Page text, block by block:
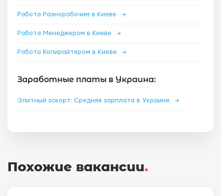
Работа Разнорабочим в Киеве →
Работа Менеджером в Киеве →
Работа Копирайтером в Киеве →
Заработные платы в Украина:
Элитный эскорт: Средняя зарплата в Украине →
Похожие вакансии.